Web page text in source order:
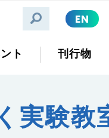
EN
ト 刊行物
実験教